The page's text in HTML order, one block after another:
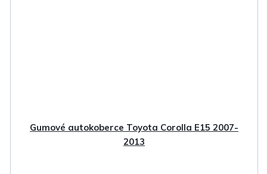
Gumové autokoberce Toyota Corolla E15 2007-
2013